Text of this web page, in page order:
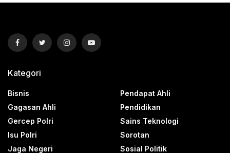
Kategori
Bisnis
Gagasan Ahli
Gercep Polri
Isu Polri
Jaga Negeri
Pendapat Ahli
Pendidikan
Sains Teknologi
Sorotan
Sosial Politik